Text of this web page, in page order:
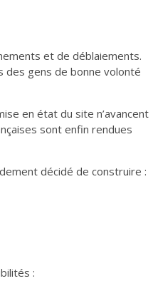
et de déblaiements.
des gens de bonne volonté
en état du site n’avancent
sont enfin rendues
décidé de construire :
: